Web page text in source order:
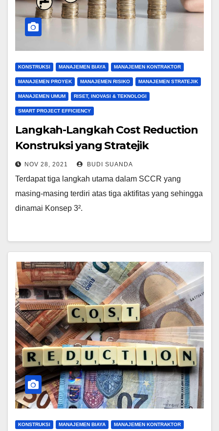
KONSTRUKSI MANAJEMEN BIAYA MANAJEMEN KONTRAKTOR
MANAJEMEN PROYEK MANAJEMEN RISIKO MANAJEMEN STRATEJIK
MANAJEMEN UMUM RISET, INOVASI & TEKNOLOGI
SMART PROJECT EFFICIENCY
Langkah-Langkah Cost Reduction
Konstruksi yang Stratejik
NOV 28, 2021 BUDI SUANDA
Terdapat tiga langkah utama dalam SCCR yang
masing-masing terdiri atas tiga aktifitas yang sehingga
dinamai Konsep 3².
KONSTRUKSI MANAJEMEN BIAYA MANAJEMEN KONTRAKTOR